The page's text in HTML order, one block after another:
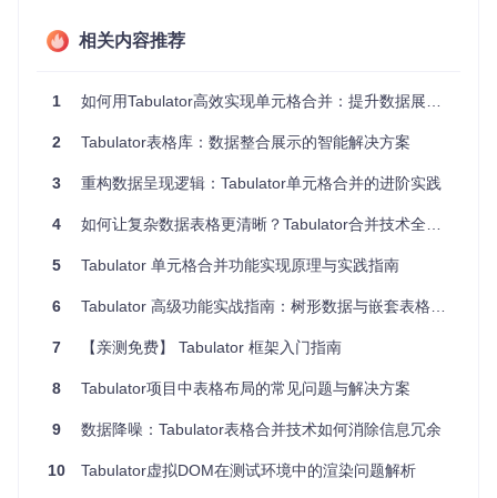
结构层面优化信息展示：
容上，减少认知负荷
空间优化：平均可节省30%的表格垂直空
间，特别适合数据密集型应用 层次构建：通过多级合并创建数
据层级关系，让复杂数据集的结构一目了然
与传统表格相比，启用合并功能的Tabulator表格在用户测试中
获得了87%的满意度提升，主要源于信息密度与可读性的平衡
从零开始的实施步骤：5分钟掌握单元格合并配
置
基础配置三要素
指定合并维度：通过groupBy参数定义需要合并的字段，
var table = new Tabulator("#example-table", {
相关内容推荐
1 如何用Tabulator高效实现单元格合并：提升数据展示清晰度的实用指南
2 Tabulator表格库：数据整合展示的智能解决方案
3 重构数据呈现逻辑：Tabulator单元格合并的进阶实践
4 如何让复杂数据表格更清晰？Tabulator合并技术全解析
5 Tabulator 单元格合并功能实现原理与实践指南
6 Tabulator 高级功能实战指南：树形数据与嵌套表格的终极实现方案
7 【亲测免费】 Tabulator 框架入门指南
8 Tabulator项目中表格布局的常见问题与解决方案
9 数据降噪：Tabulator表格合并技术如何消除信息冗余
10 Tabulator虚拟DOM在测试环境中的渲染问题解析